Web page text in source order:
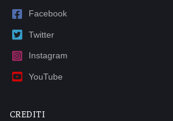
Facebook
Twitter
Instagram
YouTube
CREDITI